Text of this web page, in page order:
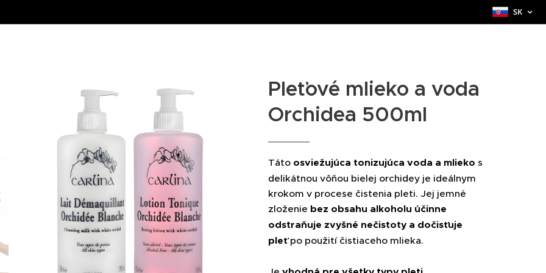
SK
Pleťové mlieko a voda
Orchidea 500ml
Táto osviežujúca tonizujúca voda a mlieko s
delikátnou vôňou bielej orchidey je ideálnym
krokom v procese čistenia pleti. Jej jemné
zloženie bez obsahu alkoholu účinne
odstraňuje zvyšné nečistoty a dočisťuje
pleťpo použití čistiaceho mlieka.